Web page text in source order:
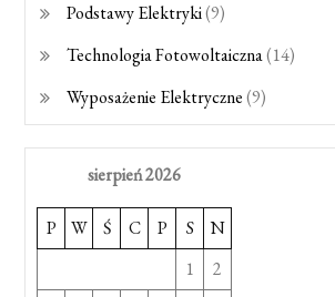
Podstawy Elektryki(9)
Technologia Fotowoltaiczna(14)
Wyposażenie Elektryczne(9)
sierpień 2026
P W Ś C P S
N
1
2